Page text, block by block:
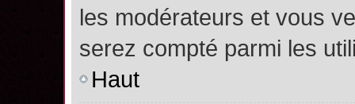
les modérateurs et vous
serez compté parmi les
Haut